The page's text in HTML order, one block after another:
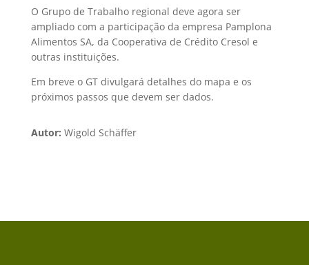
O Grupo de Trabalho regional deve agora ser
ampliado com a participação da empresa Pamplona
Alimentos SA, da Cooperativa de Crédito Cresol e
outras instituições.
Em breve o GT divulgará detalhes do mapa e os
próximos passos que devem ser dados.
Autor: Wigold Schäffer